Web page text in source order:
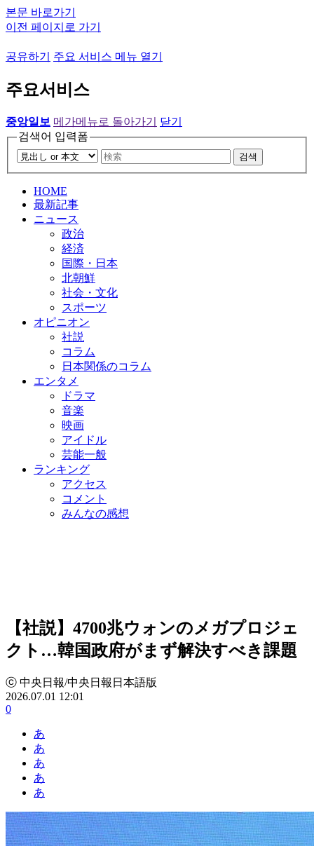
본문 바로가기
이전 페이지로 가기
공유하기 주요 서비스 메뉴 열기
주요서비스
중앙일보 메가메뉴로 돌아가기
닫기
검색어 입력폼
검색
HOME
最新記事
ニュース
政治
経済
国際・日本
北朝鮮
社会・文化
スポーツ
オピニオン
社説
コラム
日本関係のコラム
エンタメ
ドラマ
音楽
映画
アイドル
芸能一般
ランキング
アクセス
コメント
みんなの感想
【社説】4700兆ウォンのメガプロジェ
クト…韓国政府がまず解決すべき課題
ⓒ 中央日報/中央日報日本語版
2026.07.01 12:01
0
あ
あ
あ
あ
あ